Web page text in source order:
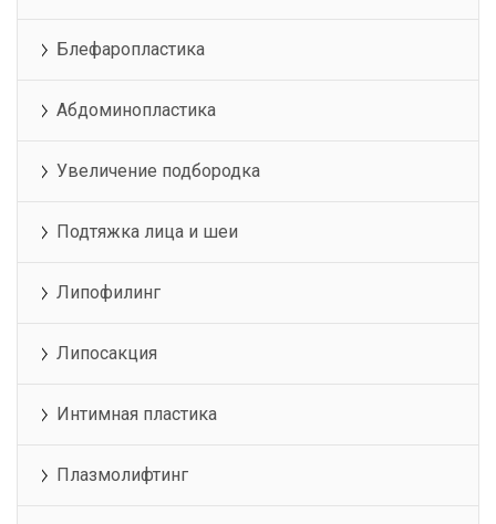
Блефаропластика
Абдоминопластика
Увеличение подбородка
Подтяжка лица и шеи
Липофилинг
Липосакция
Интимная пластика
Плазмолифтинг